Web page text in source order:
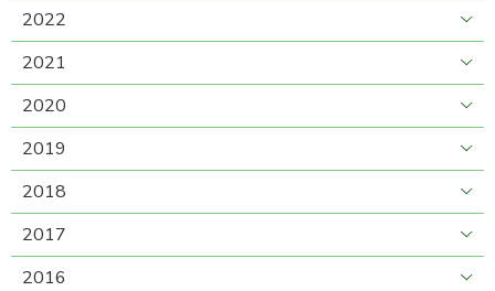
2022
2021
2020
2019
2018
2017
2016